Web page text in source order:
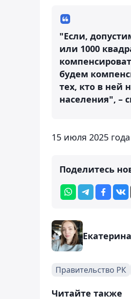
"Если,
или 1000
будем
тех, кто в ней
населения", –
15 июля 2025
Поделитесь
Правительство РК
Читайте также